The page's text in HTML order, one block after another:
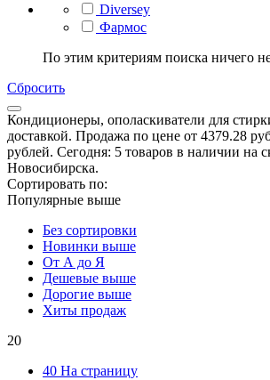
Diversey
Фармос
По этим критериям поиска ничего
Сбросить
Кондиционеры, ополаскиватели для
доставкой. Продажа по цене от 4379.28
рублей. Сегодня: 5 товаров в наличии на
Новосибирска.
Сортировать по:
Популярные выше
Без сортировки
Новинки выше
От А до Я
Дешевые выше
Дорогие выше
Хиты продаж
20
40 На страницу